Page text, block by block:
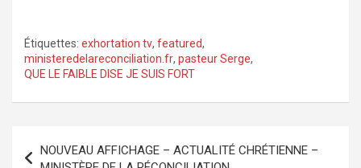
Étiquettes: exhortation tv, featured,
ministeredelareconciliation.fr, pasteur Serge,
QUE LE FAIBLE DISE JE SUIS FORT
de
NOUVEAU AFFICHAGE – ACTUALITÉ CHRÉTIENNE –